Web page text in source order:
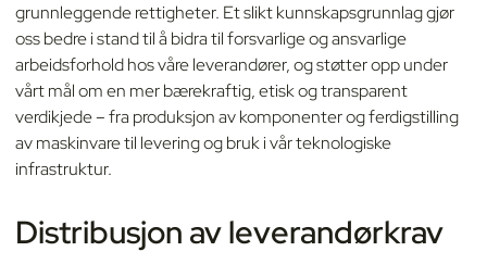
grunnleggende rettigheter. Et slikt kunnskapsgrunnlag gjør
oss bedre i stand til å bidra til forsvarlige og ansvarlige
arbeidsforhold hos våre leverandører, og støtter opp under
vårt mål om en mer bærekraftig, etisk og transparent
verdikjede – fra produksjon av komponenter og ferdigstilling
av maskinvare til levering og bruk i vår teknologiske
infrastruktur.
Distribusjon av leverandørkrav